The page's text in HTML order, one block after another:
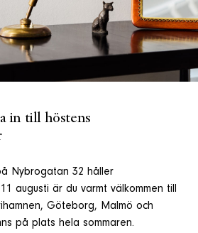
in till höstens
Nybrogatan 32 håller
augusti är du varmt välkommen till
Göteborg, Malmö och
på plats hela sommaren.